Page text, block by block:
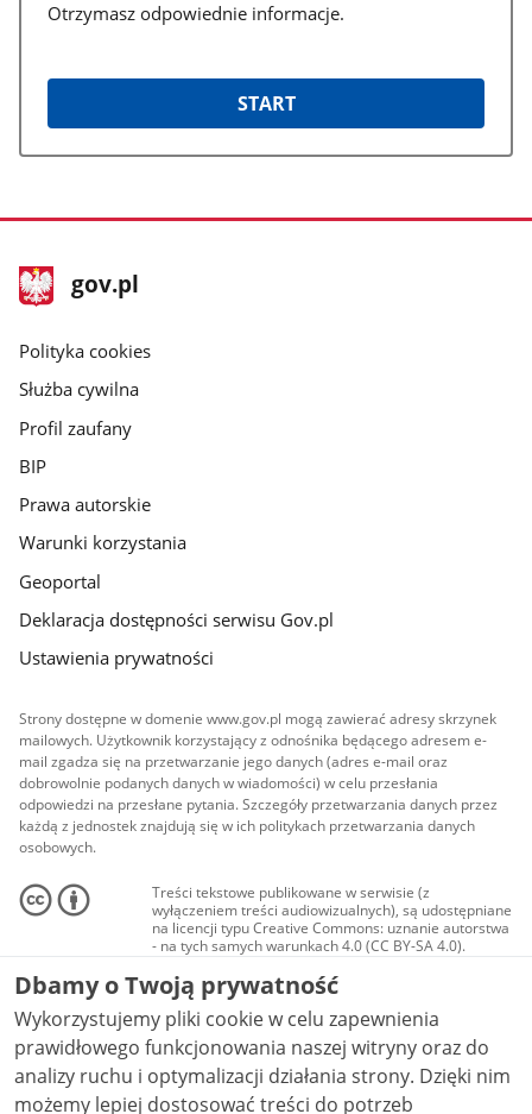
Otrzymasz odpowiednie informacje.
START
stopka
gov.pl
Strona
gov.pl
gov.pl
Polityka cookies
Służba cywilna
Profil zaufany
BIP
Prawa autorskie
Warunki korzystania
Geoportal
Deklaracja dostępności serwisu Gov.pl
Ustawienia prywatności
Strony dostępne w domenie www.gov.pl mogą zawierać adresy skrzynek
mailowych. Użytkownik korzystający z odnośnika będącego adresem e-
mail zgadza się na przetwarzanie jego danych (adres e-mail oraz
dobrowolnie podanych danych w wiadomości) w celu przesłania
odpowiedzi na przesłane pytania. Szczegóły przetwarzania danych przez
każdą z jednostek znajdują się w ich politykach przetwarzania danych
osobowych.
Treści tekstowe publikowane w serwisie (z
wyłączeniem treści audiowizualnych), są udostępniane
na licencji typu Creative Commons: uznanie autorstwa
- na tych samych warunkach 4.0 (CC BY-SA 4.0).
Materiały audiowizualne, w tym zdjęcia, materiały
audio i wideo, są udostępniane na licencji typu
Creative Commons: uznanie autorstwa użycie
niekomercyjne - bez utworów zależnych 4.0 (CC BY-
NC-ND 4.0), o ile nie jest to stwierdzone inaczej.
Dbamy o Twoją prywatność
Wykorzystujemy pliki cookie w celu zapewnienia
prawidłowego funkcjonowania naszej witryny oraz do
analizy ruchu i optymalizacji działania strony. Dzięki nim
możemy lepiej dostosować treści do potrzeb